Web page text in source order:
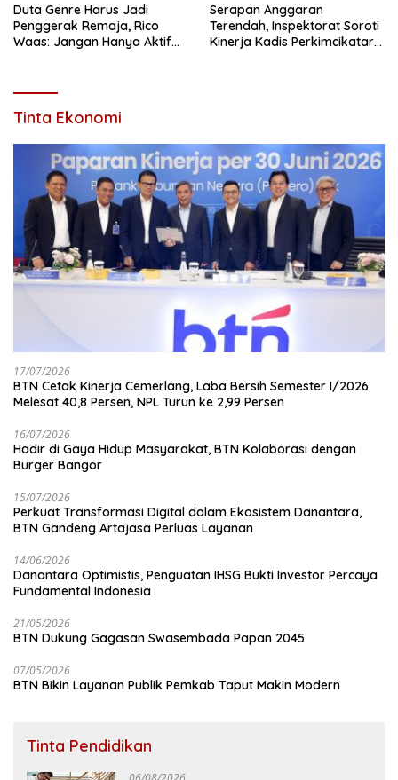
Duta Genre Harus Jadi
Penggerak Remaja, Rico
Waas: Jangan Hanya Aktif
Serapan Anggaran
Terendah, Inspektorat Soroti
Kinerja Kadis Perkimcikataru
Tinta Ekonomi
17/07/2026
BTN Cetak Kinerja Cemerlang, Laba Bersih Semester I/2026
Melesat 40,8 Persen, NPL Turun ke 2,99 Persen
16/07/2026
Hadir di Gaya Hidup Masyarakat, BTN Kolaborasi dengan
Burger Bangor
15/07/2026
Perkuat Transformasi Digital dalam Ekosistem Danantara,
BTN Gandeng Artajasa Perluas Layanan
14/06/2026
Danantara Optimistis, Penguatan IHSG Bukti Investor Percaya
Fundamental Indonesia
21/05/2026
BTN Dukung Gagasan Swasembada Papan 2045
07/05/2026
BTN Bikin Layanan Publik Pemkab Taput Makin Modern
Tinta Pendidikan